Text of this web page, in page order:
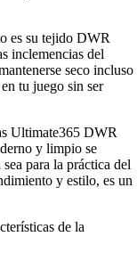
es su tejido DWR
inclemencias del
seco incluso
tu juego sin ser
Ultimate365 DWR
y limpio se
para la práctica del
y estilo, es un
de la